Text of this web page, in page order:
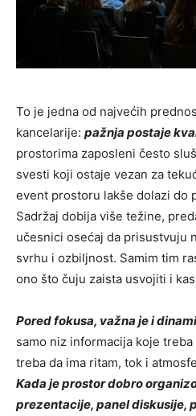
To je jedna od najvećih
kancelarije: pažnja postaje
prostorima zaposleni često
svesti koji ostaje vezan za
event prostoru lakše dolazi do
Sadržaj dobija više težine,
učesnici osećaj da prisustvuju
svrhu i ozbiljnost. Samim tim
ono što čuju zaista usvojiti i
Pored fokusa, važna je i
samo niz informacija koje
treba da ima ritam, tok i
Kada je prostor dobro
prezentacije, panel diskusije,